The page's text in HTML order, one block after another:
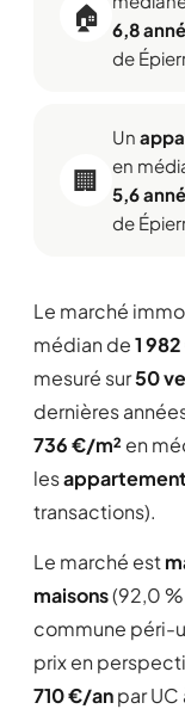
🏠
6,8
de
🏢
Un
en
5,6
de
Le marché
médian de1
mesuré sur50
dernières
736 €/m² en
les
transactions).
Le marché est
maisons(92,0
commune péri-
prix en
710 €/anpar